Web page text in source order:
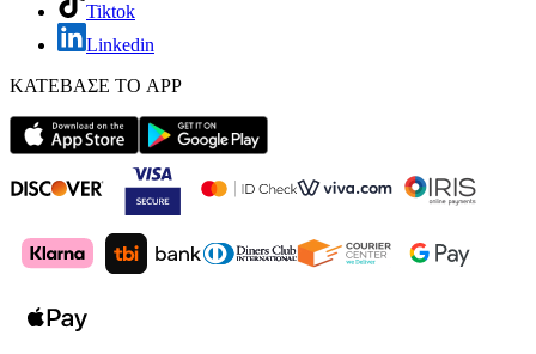
Tiktok
Linkedin
ΚΑΤΕΒΑΣΕ ΤΟ APP